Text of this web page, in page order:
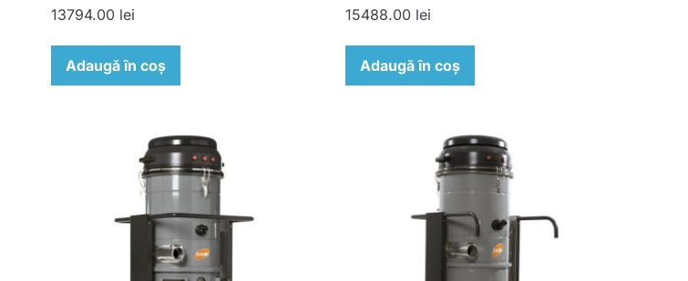
13794.00 lei
Adaugă în coș
15488.00 lei
Adaugă în coș